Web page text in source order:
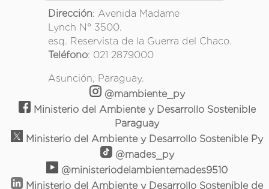
Dirección: Avenida Madame
Lynch N° 3500.
esq. Reservista de la Guerra del Chaco.
Teléfono: 021 2879000
Asunción, Paraguay.
@mambiente_py
Ministerio del Ambiente y Desarrollo Sostenible
Paraguay
Ministerio del Ambiente y Desarrollo Sostenible Py
@mades_py
@ministeriodelambientemades9510
Ministerio del Ambiente y Desarrollo Sostenible de